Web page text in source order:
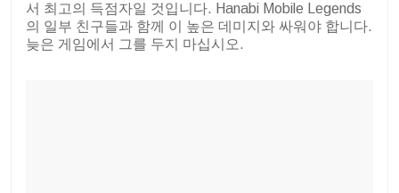
서 최고의 득점자일 것입니다. Hanabi Mobile Legends
의 일부 친구들과 함께 이 높은 데미지와 싸워야 합니다.
늦은 게임에서 그를 두지 마십시오.